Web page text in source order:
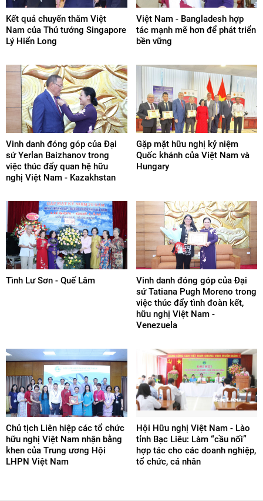
Kết quả chuyến thăm Việt
Nam của Thủ tướng Singapore
Lý Hiển Long
Việt Nam - Bangladesh hợp
tác mạnh mẽ hơn để phát triển
bền vững
Vinh danh đóng góp của Đại
sứ Yerlan Baizhanov trong
việc thúc đẩy quan hệ hữu
nghị Việt Nam - Kazakhstan
Gặp mặt hữu nghị kỷ niệm
Quốc khánh của Việt Nam và
Hungary
Tình Lư Sơn - Quế Lâm
Vinh danh đóng góp của Đại
sứ Tatiana Pugh Moreno trong
việc thúc đẩy tình đoàn kết,
hữu nghị Việt Nam -
Venezuela
Chủ tịch Liên hiệp các tổ chức
hữu nghị Việt Nam nhận bằng
khen của Trung ương Hội
LHPN Việt Nam
Hội Hữu nghị Việt Nam - Lào
tỉnh Bạc Liêu: Làm “cầu nối”
hợp tác cho các doanh nghiệp,
tổ chức, cá nhân